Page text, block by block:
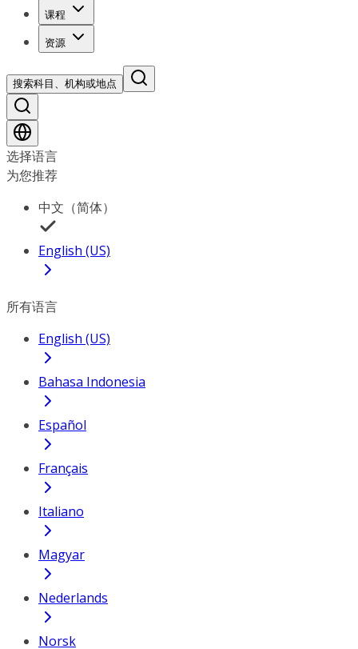
课程
资源
搜索科目、机构或地点
选择语言
为您推荐
中文（简体）
English (US)
所有语言
English (US)
Bahasa Indonesia
Español
Français
Italiano
Magyar
Nederlands
Norsk